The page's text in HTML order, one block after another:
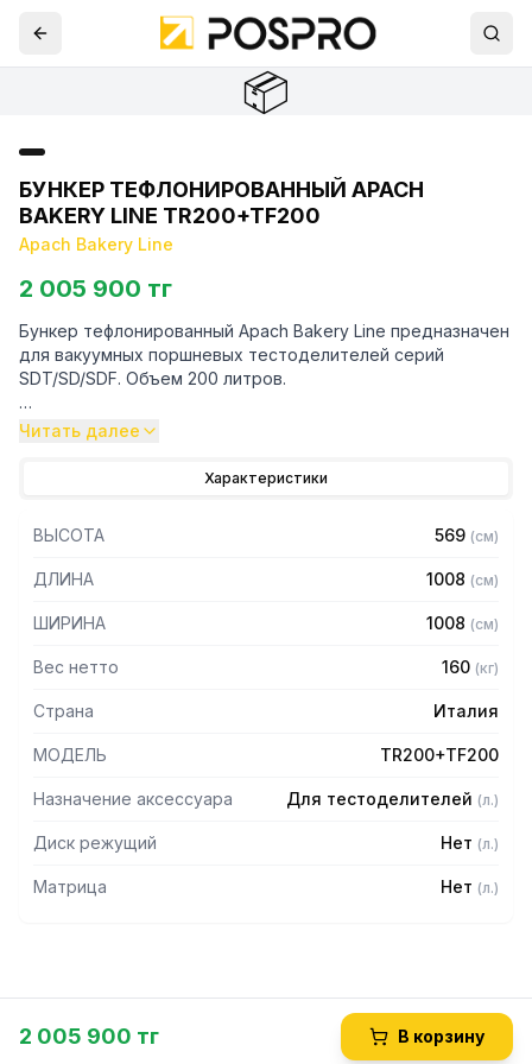
📦
БУНКЕР ТЕФЛОНИРОВАННЫЙ APACH
BAKERY LINE TR200+TF200
Apach Bakery Line
2 005 900 тг
Бункер тефлонированный Apach Bakery Line предназначен
для вакуумных поршневых тестоделителей серий
SDT/SD/SDF. Объем 200 литров.
Для уточнения совместимости аксессуаров с
Читать далее
Характеристики
ВЫСОТА 569 (см)
ДЛИНА 1008 (см)
ШИРИНА 1008 (см)
Вес нетто 160 (кг)
Страна Италия
МОДЕЛЬ TR200+TF200
Назначение аксессуара Для тестоделителей (л.)
Диск режущий Нет (л.)
Матрица Нет (л.)
2 005 900 тг В корзину